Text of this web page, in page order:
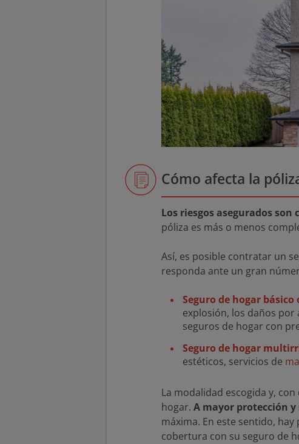
Cómo afecta la
Los riesgos asegurados son
póliza es más o menos
Así, es posible contratar un
responda ante un gran
Seguro de hogar básico
explosión, los daños por
seguros de hogar con
Seguro de hogar
estéticos, servicios de
La modalidad escogida y,
hogar. A mayor protección y
máxima. En este sentido,
cobertura con su seguro de